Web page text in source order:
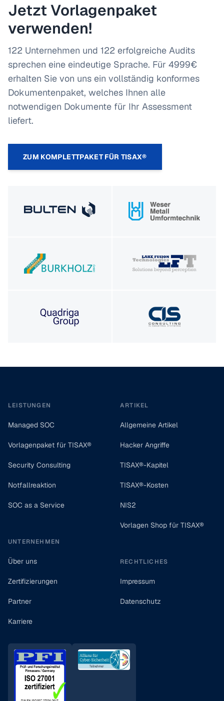
Jetzt Vorlagenpaket
verwenden!
122 Unternehmen und 122 erfolgreiche Audits
sprechen eine eindeutige Sprache. Für 4999€
erhalten Sie von uns ein vollständig konformes
Dokumentenpaket, welches Ihnen alle
notwendigen Dokumente für Ihr Assessment
liefert.
ZUM KOMPLETTPAKET FÜR TISAX®
LEISTUNGEN
Managed SOC
Vorlagenpaket für TISAX®
Security Consulting
Notfallreaktion
SOC as a Service
UNTERNEHMEN
Über uns
Zertifizierungen
Partner
Karriere
ARTIKEL
Allgemeine Artikel
Hacker Angriffe
TISAX®-Kapitel
TISAX®-Kosten
NIS2
Vorlagen Shop für TISAX®
RECHTLICHES
Impressum
Datenschutz